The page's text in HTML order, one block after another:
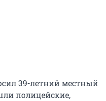
39-летний местный
полицейские,